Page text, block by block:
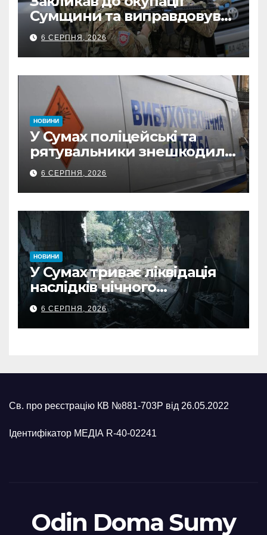
Сумщини та виправдовував
обстріли: СБУ викрила
прокремлівського агітатора
з Охтирки
6 СЕРПНЯ, 2026
НОВИНИ
У Сумах поліцейські та
рятувальники знешкодили
500-кілограмову авіабомбу
росіян
6 СЕРПНЯ, 2026
НОВИНИ
У Сумах триває ліквідація
наслідків нічного
масованого удару КАБами
6 СЕРПНЯ, 2026
Св. про реєстрацію КВ №881-703Р від 26.05.2022
Ідентифікатор МЕДІА R-40-02241
Odin Doma Sumy